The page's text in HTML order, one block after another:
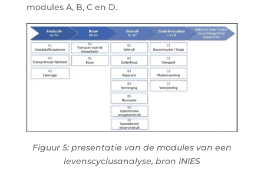
modules A, B, C en D.
Figuur 5: presentatie van de modules van een
levenscyclusanalyse, bron INIES